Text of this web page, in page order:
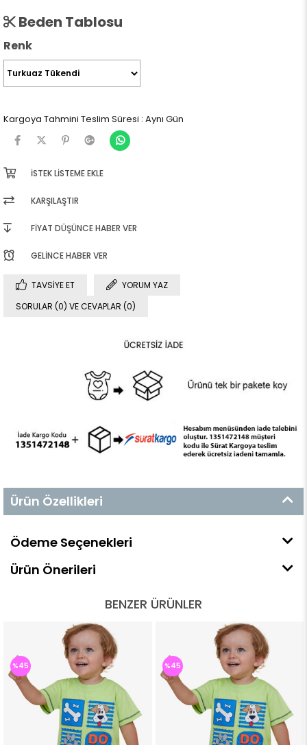
Beden Tablosu
Renk
Kargoya Tahmini Teslim Süresi : Aynı Gün
İSTEK LISTEME EKLE
KARŞILAŞTIR
FIYAT DÜŞÜNCE HABER VER
GELINCE HABER VER
TAVSIYE ET
YORUM YAZ
SORULAR (0) VE CEVAPLAR (0)
Ürün Özellikleri
Ödeme Seçenekleri
Ürün Önerileri
BENZER ÜRÜNLER
%45 %45